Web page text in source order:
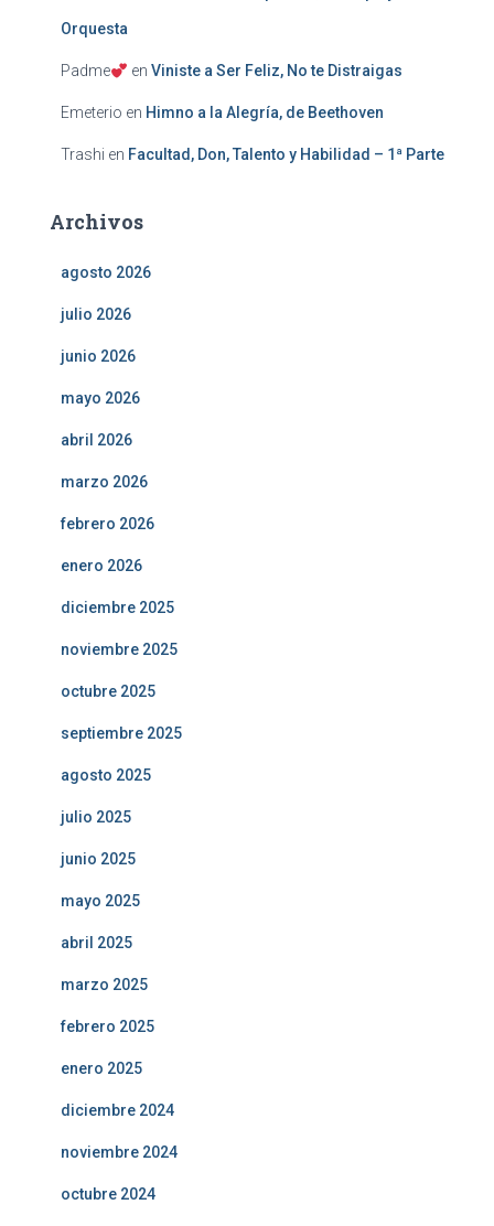
Orquesta
Padme en Viniste a Ser Feliz, No te Distraigas
Emeterio en Himno a la Alegría, de Beethoven
Trashi en Facultad, Don, Talento y Habilidad – 1ª Parte
Archivos
agosto 2026
julio 2026
junio 2026
mayo 2026
abril 2026
marzo 2026
febrero 2026
enero 2026
diciembre 2025
noviembre 2025
octubre 2025
septiembre 2025
agosto 2025
julio 2025
junio 2025
mayo 2025
abril 2025
marzo 2025
febrero 2025
enero 2025
diciembre 2024
noviembre 2024
octubre 2024